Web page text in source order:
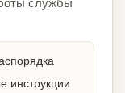
службы
инструкции